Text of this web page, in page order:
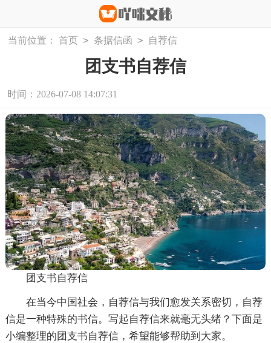
当前位置： 首页 > 条据信函 > 自荐信
团支书自荐信
时间：2026-07-08 14:07:31
团支书自荐信
在当今中国社会，自荐信与我们愈发关系密切，自荐
信是一种特殊的书信。写起自荐信来就毫无头绪？下面是
小编整理的团支书自荐信，希望能够帮助到大家。